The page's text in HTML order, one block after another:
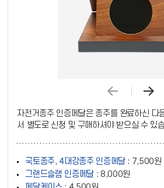
자전거종주 인증메달은 종주를 완료하신 다
서 별도로 신청 및 구매하셔야 받으실 수 있
국토종주, 4대강종주 인증메달 : 7,500원
그랜드슬램 인증메달 : 8,000원